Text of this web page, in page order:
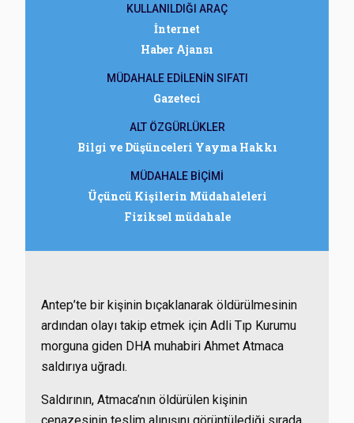
KULLANILDIĞI ARAÇ
İnternet
Haber Ajansı
MÜDAHALE EDİLENİN SIFATI
Gazeteci
ALT ÖZGÜRLÜKLER
Bilgi ve Düşünceleri Yayma Hakkı
MÜDAHALE BİÇİMİ
Üçüncü Kişilerin Müdahaleleri
Fiziksel müdahale
Antep’te bir kişinin bıçaklanarak öldürülmesinin
ardından olayı takip etmek için Adli Tıp Kurumu
morguna giden DHA muhabiri Ahmet Atmaca
saldırıya uğradı.
Saldırının, Atmaca’nın öldürülen kişinin